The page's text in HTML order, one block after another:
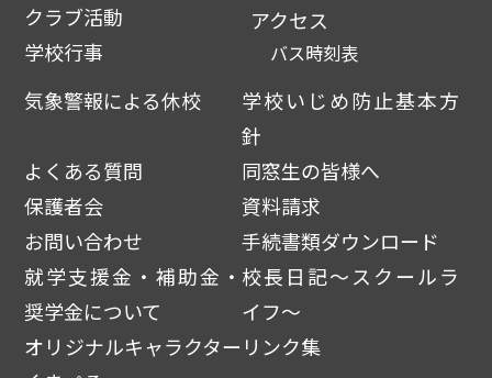
クラブ活動
学校行事
アクセス
バス時刻表
気象警報による休校
学校いじめ防止基本方
針
よくある質問
同窓生の皆様へ
保護者会
資料請求
お問い合わせ
手続書類ダウンロード
就学支援金・補助金・
奨学金について
校長日記～スクールラ
イフ～
オリジナルキャラクター リンク集